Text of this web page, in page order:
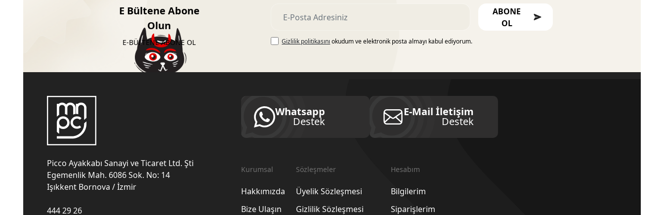
E Bültene Abone
Olun
E-BÜLTENE ABONE OL
ABONE
OL
Gizlilik politikasını okudum ve elektronik posta almayı kabul ediyorum.
Picco Ayakkabı Sanayi ve Ticaret Ltd. Şti
Egemenlik Mah. 6086 Sok. No: 14
Işıkkent Bornova / İzmir
444 29 26
Whatsapp
Destek
E-Mail İletişim
Destek
Kurumsal
Hakkımızda
Bize Ulaşın
Sözleşmeler
Üyelik Sözleşmesi
Gizlilik Sözleşmesi
Hesabım
Bilgilerim
Siparişlerim